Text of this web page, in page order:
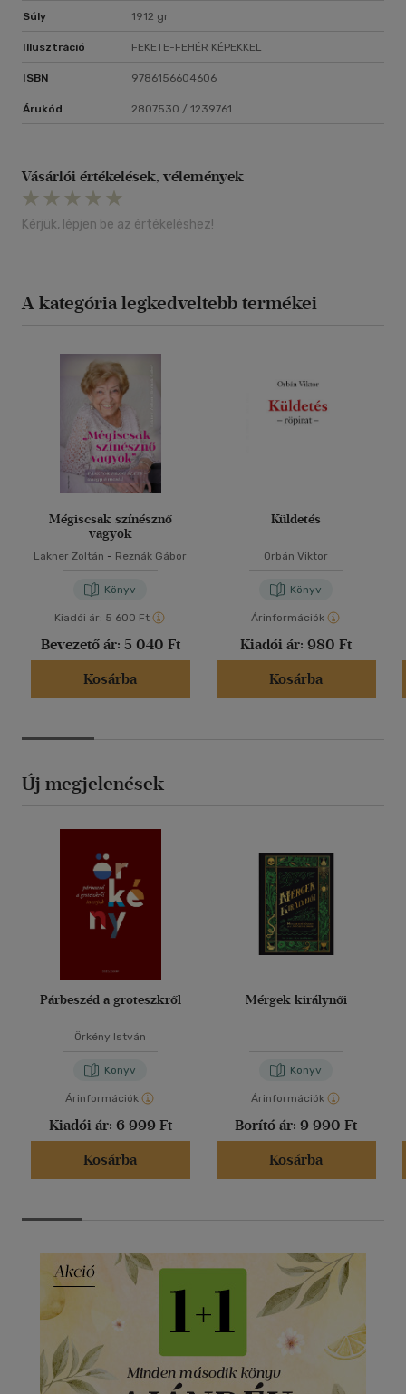
Súly 1912 gr
Illusztráció FEKETE-FEHÉR KÉPEKKEL
ISBN 9786156604606
Árukód 2807530 / 1239761
Vásárlói értékelések, vélemények
Kérjük, lépjen be az értékeléshez!
A kategória legkedveltebb termékei
Mégiscsak színésznő
vagyok
Lakner Zoltán - Reznák Gábor
Könyv
Kiadói ár: 5 600 Ft
Bevezető ár: 5 040 Ft
Kosárba
Küldetés
Orbán Viktor
Könyv
Árinformációk
Kiadói ár: 980 Ft
Kosárba
Új megjelenések
Párbeszéd a groteszkről
Örkény István
Könyv
Árinformációk
Kiadói ár: 6 999 Ft
Kosárba
Mérgek királynői
Könyv
Árinformációk
Borító ár: 9 990 Ft
Kosárba